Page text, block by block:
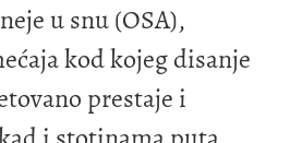
u snu (OSA),
kod kojeg disanje
prestaje i